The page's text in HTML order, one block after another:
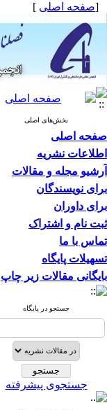
[صفحه اصلی ]
بخش‌های اصلی
صفحه اصلی
اطلاعات نشریه
آرشیو مجله و مقالات
برای نویسندگان
برای داوران
ثبت نام و اشتراک
تماس با ما
تسهیلات پایگاه
بایگانی مقالات زیر چاپ
جستجو در پایگاه
جستجوی پیشرفته